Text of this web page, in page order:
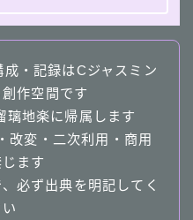
・記録はCジャスミン
作空間です
璃地楽に帰属します
改変・二次利用・商用
ます
必ず出典を明記してく